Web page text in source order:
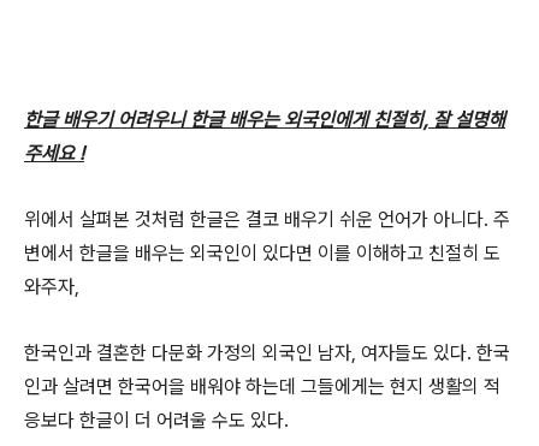
한글 배우기 어려우니 한글 배우는 외국인에게 친절히, 잘 설명해
주세요 !
위에서 살펴본 것처럼 한글은 결코 배우기 쉬운 언어가 아니다. 주
변에서 한글을 배우는 외국인이 있다면 이를 이해하고 친절히 도
와주자,
한국인과 결혼한 다문화 가정의 외국인 남자, 여자들도 있다. 한국
인과 살려면 한국어을 배워야 하는데 그들에게는 현지 생활의 적
응보다 한글이 더 어려울 수도 있다.